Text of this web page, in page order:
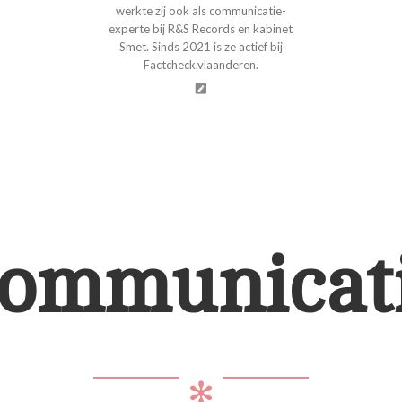
werkte zij ook als communicatie-
experte bij R&S Records en kabinet
Smet. Sinds 2021 is ze actief bij
Factcheck.vlaanderen.
✻